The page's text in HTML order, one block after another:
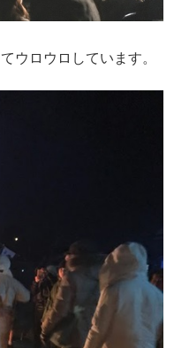
ウロウロしています。